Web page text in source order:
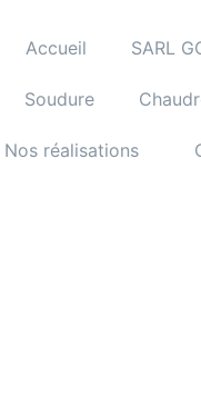
Accueil SARL
Soudure
Nos réalisations